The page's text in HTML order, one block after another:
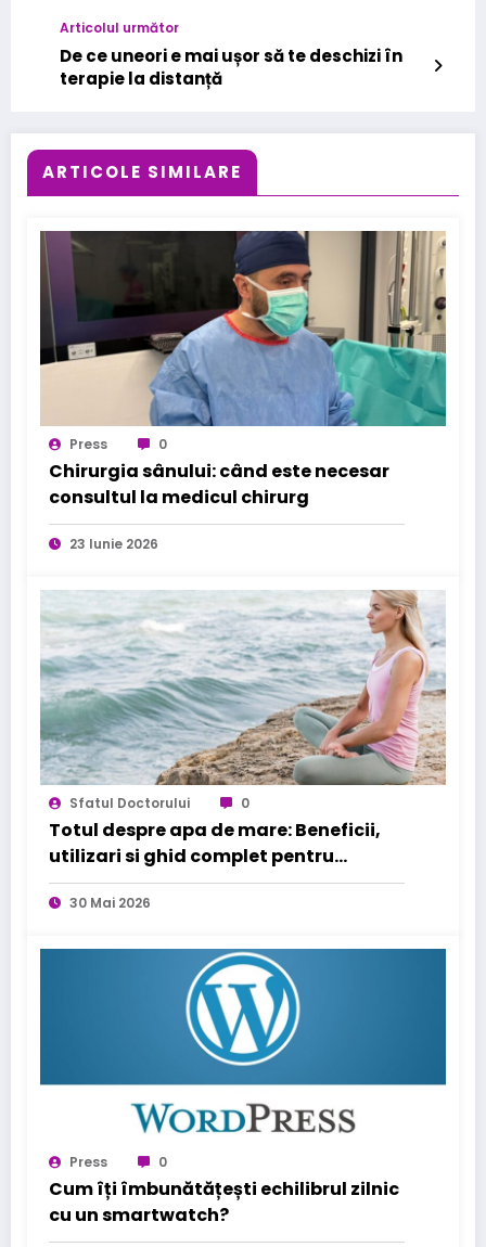
Articolul următor
De ce uneori e mai ușor să te deschizi în
terapie la distanță
ARTICOLE SIMILARE
Press 0
Chirurgia sânului: când este necesar
consultul la medicul chirurg
23 Iunie 2026
Sfatul Doctorului 0
Totul despre apa de mare: Beneficii,
utilizari si ghid complet pentru
sanatatea familiei tale
30 Mai 2026
Press 0
Cum îți îmbunătățești echilibrul zilnic
cu un smartwatch?